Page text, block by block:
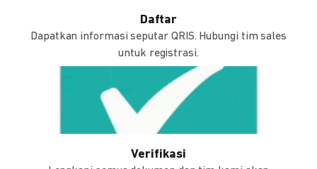
Daftar
Dapatkan informasi seputar QRIS. Hubungi tim sales
untuk registrasi.
Verifikasi